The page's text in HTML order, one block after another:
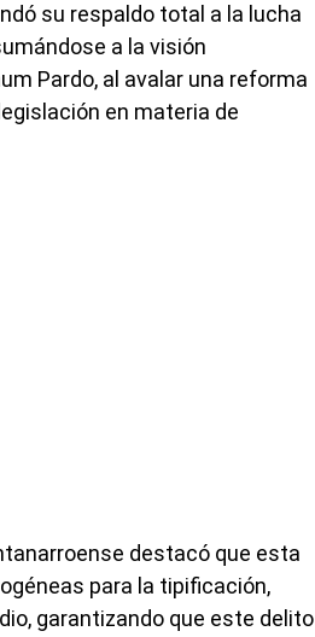
su respaldo total a la lucha
a la visión
Pardo, al avalar una reforma
en materia de
destacó que esta
para la tipificación,
garantizando que este delito